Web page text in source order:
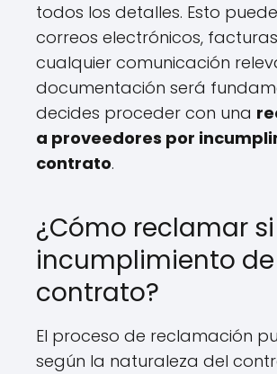
todos los detalles. Esto
correos electrónicos,
cualquier comunicación
documentación será
decides proceder con una
a proveedores por
contrato.
¿Cómo reclamar
incumplimiento de
contrato?
El proceso de reclamación
según la naturaleza del